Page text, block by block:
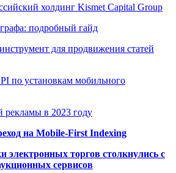
холдинг Kismet Capital Group
подробный гайд
для продвижения статей
по установкам мобильного
рекламы в 2023 году
на Mobile-First Indexing
электронных торгов столкнулись с
сервисов